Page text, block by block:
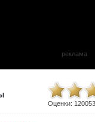
реклама
Оценки: